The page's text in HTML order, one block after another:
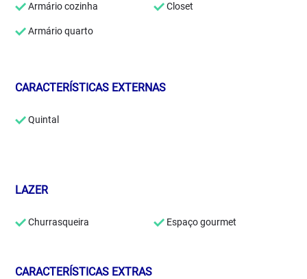
Armário cozinha Closet
Armário quarto
CARACTERÍSTICAS EXTERNAS
Quintal
LAZER
Churrasqueira Espaço gourmet
CARACTERÍSTICAS EXTRAS